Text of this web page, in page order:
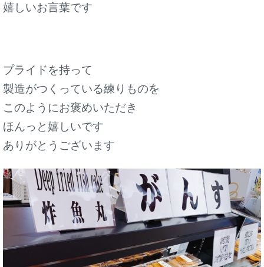
嬉しいお言葉です
プライドを持って
製造がつくっている練りものを
このようにお褒めいただき
ほんっと嬉しいです
ありがとうございます